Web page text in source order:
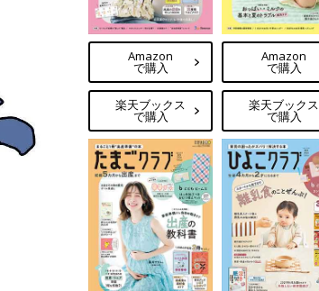
Amazon
で購入
楽天ブックス
で購入
Amazon
で購入
楽天ブックス
で購入